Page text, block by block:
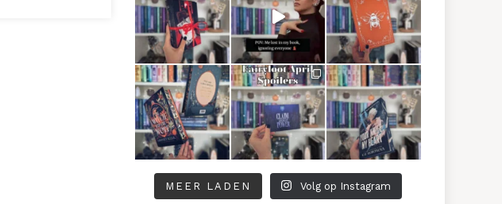
MEER LADEN Volg op Instagram